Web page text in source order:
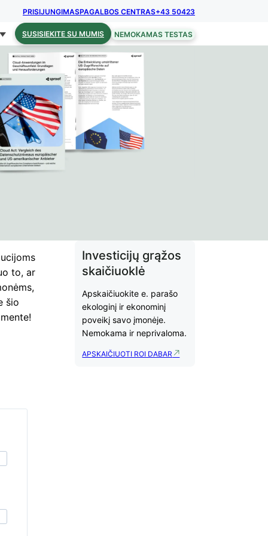
PRISIJUNGIMASPAGALBOS CENTRAS+43 50423
SUSISIEKITE SU MUMIS NEMOKAMAS TESTAS
to, ar
šio
Investicijų grąžos
skaičiuoklė
Apskaičiuokite e. parašo
ekologinį ir ekonominį
poveikį savo įmonėje.
Nemokama ir neprivaloma.
APSKAIČIUOTI ROI DABAR